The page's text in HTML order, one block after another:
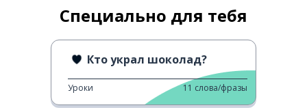
Специально для тебя
Кто украл шоколад?
Уроки 11 слова/фразы